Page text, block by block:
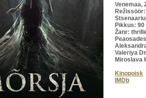
Venemaa,
Pikkus: 90
Žanr:
Valeriya
Miroslava
Kinopoisk
IMDb